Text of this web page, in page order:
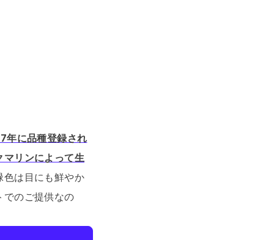
年に品種登録され
マリンによって生
色は目にも鮮やか
でのご提供なの